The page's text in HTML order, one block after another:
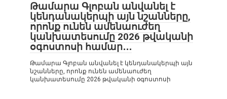
Թամարա Գլոբան անվանել է
կենդանակերպի այն նշանները,
որոնք ունեն ամենաուժեղ
կանխատեսումը 2026 թվականի
օգոստոսի համար․․․
Թամարա Գլոբան անվանել է կենդանակերպի այն
նշանները, որոնք ունեն ամենաուժեղ
կանխատեսումը 2026 թվականի օգոստոսի